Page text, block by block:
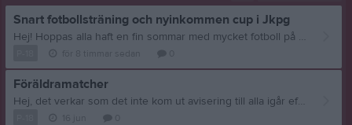
Snart fotbollsträning och nyinkommen cup i Jkpg
Hej! Hoppas alla haft en fin sommar med mycket fotboll på tv, trädgårdar och fotbollsplaner. Träning Nästa vecka den 11e augusti drar vi igång träningarna igen. Samma tid och plats som tidigare, dvs Storegård på tisdagar och Ränneborg på torsdagar. Träningarna kommer pågå fram till ca 24e eller 29e september. Detta återkommer vi om. Vi kommer fortsatt behöva hjälp av er föräldrar i samband med träning med enklara uppgifter runt övningar och träningsmatch. Vet ni med er att ni deltar ofta på träningarna och vill hjälpa är vi tacksamma om vi kan "luta oss" mot er. Cup - Hagadagarna Vi har med lite kort varsel fått en inbjudan till Hagadagarna på IF Haga i Jönköping. Vi tackade ja till de erbjudna platserna om två lag. Speldagen är förmiddagen på lördagen den 15e augusti. Anmälan skickas ut i samband med detta utskick. Vi behöver få ihop 16-20 spelare. Blir vi vääldigt många anmälda kan det bli att vi får lotta platser, men bara i yttersta nödfall. Samåkning kan vi försöka lösa blan ledare och föräldrar om behov finns. Övrigt i höst Vi har redan anmält oss till cupen Issas minne i Husqvarna den 5e september. (tre lag anmälda). Kallelse till detta kommer senare. Vi ser över möjligheten till att ordna med ett eget poolspel igen 19e eller 20e september. Mer info kommer senare. Hoppas vi ses på tisdag!
Föräldramatcher
Hej, det verkar som det inte kom ut avisering till alla igår efter att jag lagt ut nyheten så jag gör det en gång till och hoppas det funkar bättre denna gång. Vi tackar spelare och föräldrar som spelade KABEcupen i lördags. En lyckad tillställning som alltid! Idag spelar vi föräldramatcher på Storegårdsplanen så på med sverigetröjan eller favoritlagströjan så ger vi killarna en härlig avrundning på denna del av säsongen. Alltså blir det sista träningen ikväll innan sommaruppehåll. Mvh ledarna